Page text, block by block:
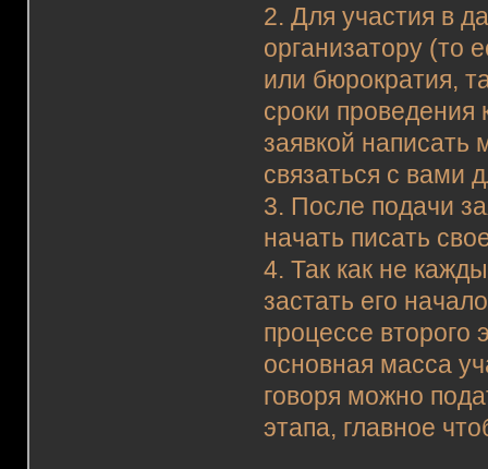
2. Для участия в
организатору (то
или бюрократия,
сроки проведения
заявкой написать
связаться с вами
3. После подачи
начать писать
4. Так как не
застать его
процессе второго
основная масса
говоря можно
этапа, главное